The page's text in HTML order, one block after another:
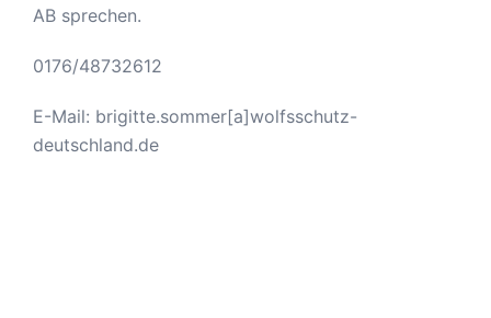
AB sprechen.
0176/48732612
E-Mail: brigitte.sommer[a]wolfsschutz-
deutschland.de